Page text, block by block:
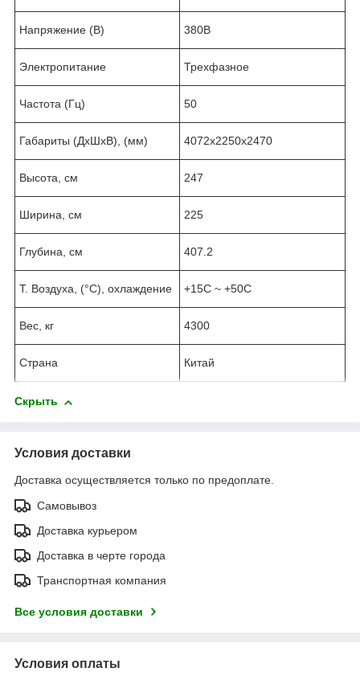
Напряжение (В) 380В
Электропитание Трехфазное
Частота (Гц) 50
Габариты (ДхШхВ), (мм) 4072х2250х2470
Высота, см 247
Ширина, см 225
Глубина, см 407.2
Т. Воздуха, (°C), охлаждение +15C ~ +50C
Вес, кг 4300
Страна Китай
Скрыть
Условия доставки
Доставка осуществляется только по предоплате.
Самовывоз
Доставка курьером
Доставка в черте города
Транспортная компания
Все условия доставки
Условия оплаты